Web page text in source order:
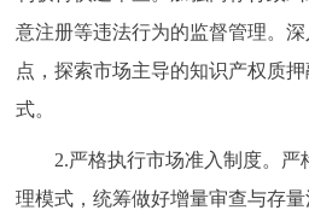
意注册等违法行为的监督管理。
点，探索市场主导的知识产权质
式。
2.严格执行市场准入制度。严
理模式，统筹做好增量审查与存